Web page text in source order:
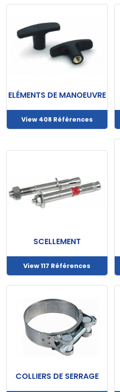
ELÉMENTS DE MANOEUVRE
View 408 Références
SCELLEMENT
View 117 Références
COLLIERS DE SERRAGE